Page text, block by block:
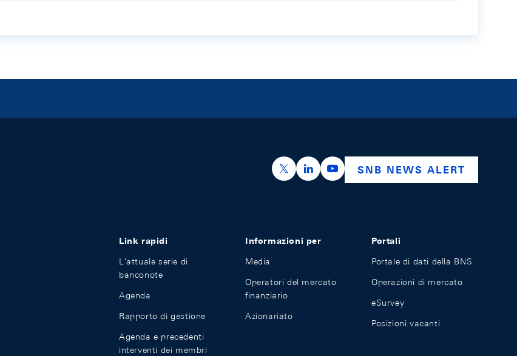
https://x.com/snb_bns
https://ch.linkedin.com/company/swiss-
https://www.youtube.com/
SNB NEWS ALERT
Link rapidi
L'attuale serie di
banconote
Agenda
Rapporto di gestione
Agenda e precedenti
interventi dei membri
Informazioni per
Media
Operatori del mercato
finanziario
Azionariato
Portali
Portale di dati della BNS
Operazioni di mercato
eSurvey
Posizioni vacanti